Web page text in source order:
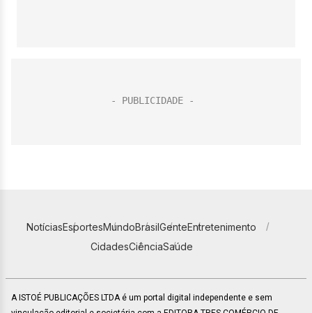
NotíciasEsportesMundoBrasilGenteEntretenimento
CidadesCiênciaSaúde
A ISTOÉ PUBLICAÇÕES LTDA é um portal digital independente e sem